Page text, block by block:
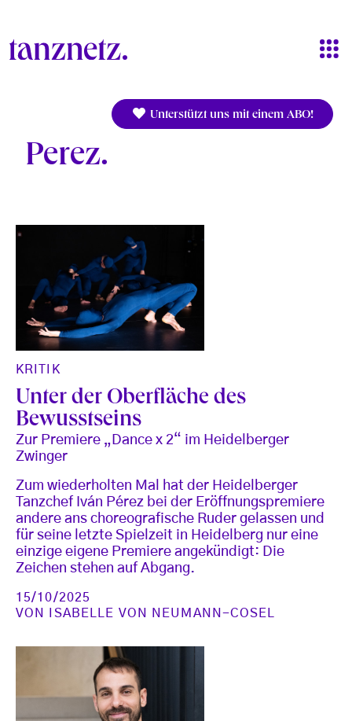
Unterstützt uns mit einem ABO!
Perez
KRITIK
Unter der Oberfläche des
Bewusstseins
Zur Premiere „Dance x 2“ im Heidelberger
Zwinger
Zum wiederholten Mal hat der Heidelberger
Tanzchef Iván Pérez bei der Eröffnungspremiere
andere ans choreografische Ruder gelassen und
für seine letzte Spielzeit in Heidelberg nur eine
einzige eigene Premiere angekündigt: Die
Zeichen stehen auf Abgang.
15/10/2025
VON
ISABELLE VON NEUMANN-COSEL